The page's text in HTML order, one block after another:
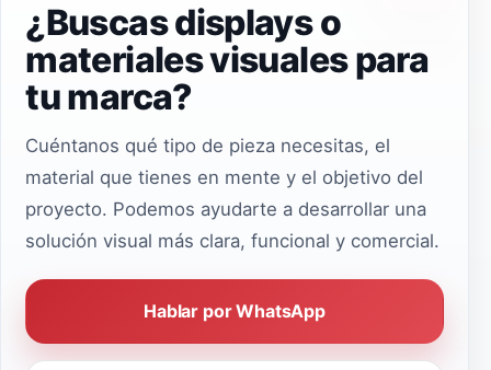
¿Buscas displays o
materiales visuales para
tu marca?
Cuéntanos qué tipo de pieza necesitas, el
material que tienes en mente y el objetivo del
proyecto. Podemos ayudarte a desarrollar una
solución visual más clara, funcional y comercial.
Hablar por WhatsApp